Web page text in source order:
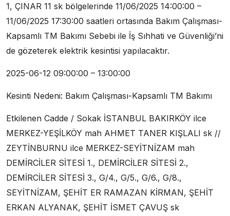
1, ÇINAR 11 sk bölgelerinde 11/06/2025 14:00:00 –
11/06/2025 17:30:00 saatleri ortasında Bakım Çalışması-
Kapsamlı TM Bakımı Sebebi ile İş Sıhhati ve Güvenliği’ni
de gözeterek elektrik kesintisi yapılacaktır.
2025-06-12 09:00:00 – 13:00:00
Kesinti Nedeni: Bakım Çalışması-Kapsamlı TM Bakımı
Etkilenen Cadde / Sokak İSTANBUL BAKIRKÖY ilce
MERKEZ-YEŞİLKÖY mah AHMET TANER KIŞLALI sk //
ZEYTİNBURNU ilce MERKEZ-SEYİTNİZAM mah
DEMİRCİLER SİTESİ 1., DEMİRCİLER SİTESİ 2.,
DEMİRCİLER SİTESİ 3., G/4., G/5., G/6., G/8.,
SEYİTNİZAM, ŞEHİT ER RAMAZAN KİRMAN, ŞEHİT
ERKAN ALYANAK, ŞEHİT İSMET ÇAVUŞ sk